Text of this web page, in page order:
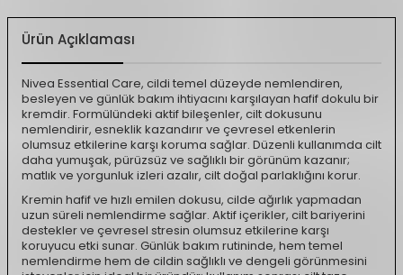
Ürün Açıklaması
Nivea Essential Care, cildi temel düzeyde nemlendiren,
besleyen ve günlük bakım ihtiyacını karşılayan hafif dokulu bir
kremdir. Formülündeki aktif bileşenler, cilt dokusunu
nemlendirir, esneklik kazandırır ve çevresel etkenlerin
olumsuz etkilerine karşı koruma sağlar. Düzenli kullanımda cilt
daha yumuşak, pürüzsüz ve sağlıklı bir görünüm kazanır;
matlık ve yorgunluk izleri azalır, cilt doğal parlaklığını korur.
Kremin hafif ve hızlı emilen dokusu, cilde ağırlık yapmadan
uzun süreli nemlendirme sağlar. Aktif içerikler, cilt bariyerini
destekler ve çevresel stresin olumsuz etkilerine karşı
koruyucu etki sunar. Günlük bakım rutininde, hem temel
nemlendirme hem de cildin sağlıklı ve dengeli görünmesini